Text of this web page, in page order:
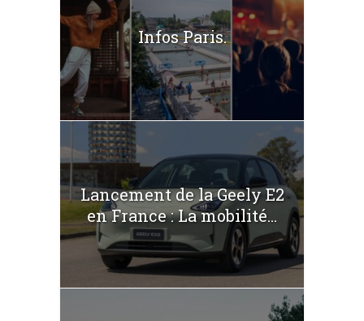
Infos Paris.
Lancement de la Geely E2
en France : La mobilité...